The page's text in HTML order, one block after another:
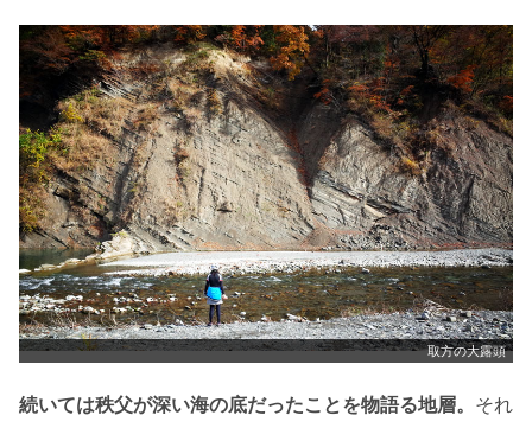
取方の大露頭
続いては秩父が深い海の底だったことを物語る地層。 それ